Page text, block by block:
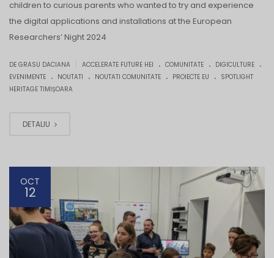
children to curious parents who wanted to try and experience
the digital applications and installations at the European
Researchers’ Night 2024
DE GRASU DACIANA ACCELERATE FUTURE HEI . COMUNITATE . DIGICULTURE .
EVENIMENTE . NOUTATI . NOUTATI COMUNITATE . PROIECTE EU . SPOTLIGHT
HERITAGE TIMIȘOARA
DETALIU
OCT
12